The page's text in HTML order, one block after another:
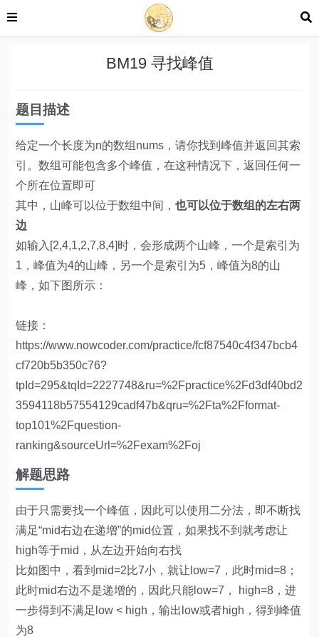
BM19 寻找峰值
题目描述
给定一个长度为n的数组nums，请你找到峰值并返回其索
引。数组可能包含多个峰值，在这种情况下，返回任何一
个所在位置即可
其中，山峰可以位于数组中间，也可以位于数组的左右两
边
如输入[2,4,1,2,7,8,4]时，会形成两个山峰，一个是索引为
1，峰值为4的山峰，另一个是索引为5，峰值为8的山
峰，如下图所示：
链接：
https://www.nowcoder.com/practice/fcf87540c4f347bcb4
cf720b5b350c76?
tpId=295&tqId=2227748&ru=%2Fpractice%2Fd3df40bd2
3594118b57554129cadf47b&qru=%2Fta%2Fformat-
top101%2Fquestion-
ranking&sourceUrl=%2Fexam%2Foj
解题思路
由于只需要找一个峰值，因此可以使用二分法，即不断找
满足“mid右边在递增”的mid位置，如果找不到就考虑让
high等于mid，从左边开始向右找
比如图中，看到mid=2比7小，就让low=7，此时mid=8；
此时mid右边不是递增的，因此只能low=7， high=8，进
一步得到不满足low < high，输出low或者high，得到峰值
为8